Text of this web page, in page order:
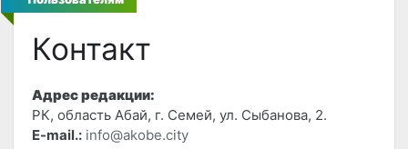
Контакт
Адрес редакции:
РК, область Абай, г. Семей, ул. Сыбанова, 2.
E-mail.: info@akobe.city